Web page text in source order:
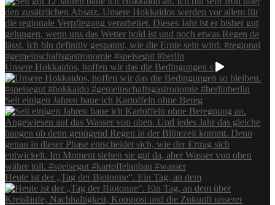
Unsere Hokkaidos, hoffen wir das die Bedingungen s
Seit einigen Jahren baue ich Kartoffeln ohne Bereg
Heute ist der „Tag der Biotonne“. Ein Tag, an dem